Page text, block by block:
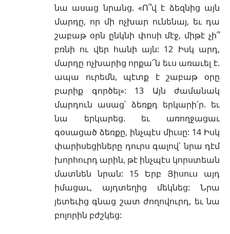
նա ասաց նրանց. «Ո՞վ է ձեզնից այն
մարդը, որ մի ոչխար ունենայ, եւ դա
շաբաթ օրն ընկնի փոսի մէջ, միթէ չի՞
բռնի ու վեր հանի այն: 12 Իսկ արդ,
մարդը ոչխարից որքա՜ն եւս առաւել է.
ապա ուրեմն, պէտք է շաբաթ օրը
բարիք գործել»: 13 Այն ժամանակ
մարդուն ասաց՝ ձեռքդ երկարի՛ր. եւ
նա երկարեց. եւ առողջացաւ
գօսացած ձեռքը, ինչպէս միւսը: 14 Իսկ
փարիսեցիները դուրս գալով՝ նրա դէմ
խորհուրդ արին, թէ ինչպէս կորստեան
մատնեն նրան: 15 Երբ Յիսուս այդ
իմացաւ, այդտեղից մեկնեց: Նրա
յետեւից գնաց շատ ժողովուրդ, եւ նա
բոլորին բժշկեց: